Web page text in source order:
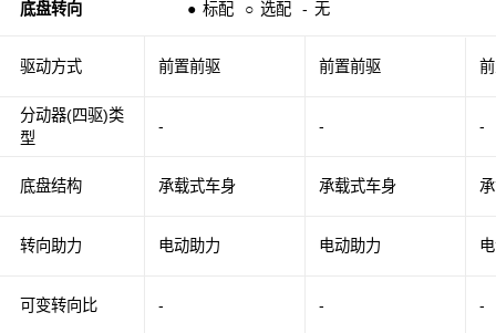
底盘转向 ● 标配 ○ 选配 - 无
驱动方式
分动器(四驱)类
型
底盘结构
转向助力
可变转向比
前置前驱 前置前驱
- - -
承载式车身 承载式车身
电动助力 电动助力
- - -